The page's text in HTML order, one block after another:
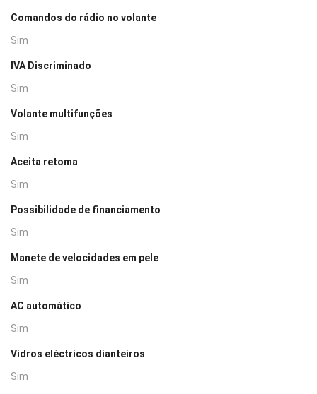
Comandos do rádio no volante
Sim
IVA Discriminado
Sim
Volante multifunções
Sim
Aceita retoma
Sim
Possibilidade de financiamento
Sim
Manete de velocidades em pele
Sim
AC automático
Sim
Vidros eléctricos dianteiros
Sim